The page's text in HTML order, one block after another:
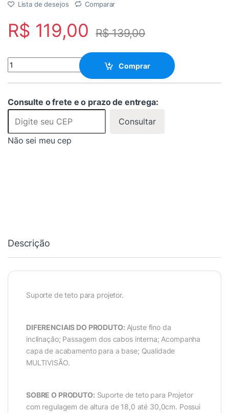
Lista de desejos Comparar
R$ 119,00 R$139,00
Suporte para projetor MULTI PROJ quantity
Comprar
Consulte o frete e o prazo de entrega:
Consultar
Não sei meu cep
Descrição
Suporte de teto para projetor.
DIFERENCIAIS DO PRODUTO:Ajuste fino da
inclinação; Passagem dos cabos interna; Acompanha
capa de acabamento para a base; Qualidade
MULTIVISÃO.
SOBRE O PRODUTO:Suporte de teto para Projetor
com regulagem de altura de 18,0 até 30,0cm. Possui